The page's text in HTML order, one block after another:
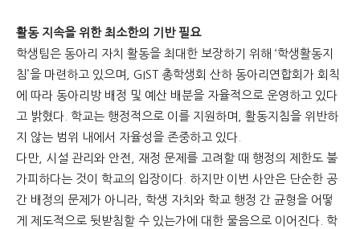
활동 지속을 위한 최소한의 기반 필요
학생팀은 동아리 자치 활동을 최대한 보장하기 위해 ‘학생활동지
침’을 마련하고 있으며, GIST 총학생회 산하 동아리연합회가 회칙
에 따라 동아리방 배정 및 예산 배분을 자율적으로 운영하고 있다
고 밝혔다. 학교는 행정적으로 이를 지원하며, 활동지침을 위반하
지 않는 범위 내에서 자율성을 존중하고 있다.
다만, 시설 관리와 안전, 재정 문제를 고려할 때 행정의 제한도 불
가피하다는 것이 학교의 입장이다. 하지만 이번 사안은 단순한 공
간 배정의 문제가 아니라, 학생 자치와 학교 행정 간 균형을 어떻
게 제도적으로 뒷받침할 수 있는가에 대한 물음으로 이어진다. 학